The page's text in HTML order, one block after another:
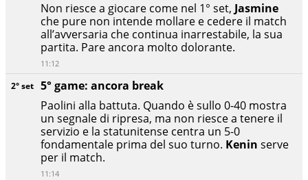
2° set 5° game: ancora break
Paolini alla battuta. Quando è sullo 0-40 mostra
un segnale di ripresa, ma non riesce a tenere il
servizio e la statunitense centra un 5-0
fondamentale prima del suo turno. Kenin serve
per il match.
11:14
Non riesce a giocare come nel 1° set, Jasmine
che pure non intende mollare e cedere il match
all’avversaria che continua inarrestabile, la sua
partita. Pare ancora molto dolorante.
11:12